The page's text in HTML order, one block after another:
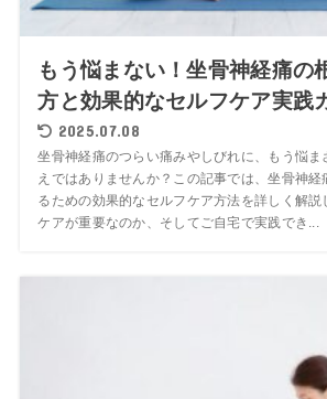
もう悩まない！坐骨神経痛の
方と効果的なセルフケア実践
2025.07.08
坐骨神経痛のつらい痛みやしびれに、もう悩ま
えではありませんか？この記事では、坐骨神経
るための効果的なセルフケア方法を詳しく解説
ケアが重要なのか、そしてご自宅で実践でき...